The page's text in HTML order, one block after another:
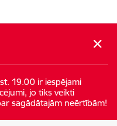
19.00 ir iespējami
jo tiks veikti
sagādātajām neērtībām!